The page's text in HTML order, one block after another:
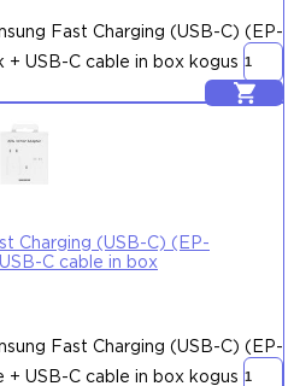
Fast Charging (USB-C) (EP-
+ USB-C cable in box kogus
Lisa korvi
Charging (USB-C) (EP-
C cable in box
Fast Charging (USB-C) (EP-
+ USB-C cable in box kogus